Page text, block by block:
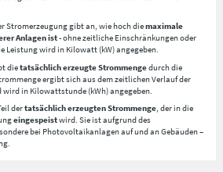
Stromerzeugung gibt an, wie hoch diemaximale
Anlagen ist- ohne zeitliche Einschränkungen oder
Leistung wird in Kilowatt (kW) angegeben.
dietatsächlich erzeugte Strommengedurch die
ergibt sich aus dem zeitlichen Verlauf der
in Kilowattstunde (kWh) angegeben.
dertatsächlich erzeugten Strommenge, der in die
eingespeistwird. Sie ist aufgrund des
bei Photovoltaikanlagen auf und an Gebäuden –